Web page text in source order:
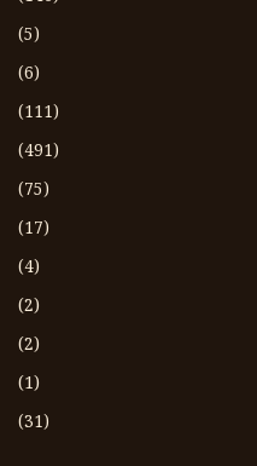
(5)
(6)
(111)
(491)
(75)
(17)
(4)
(2)
(2)
(1)
(31)